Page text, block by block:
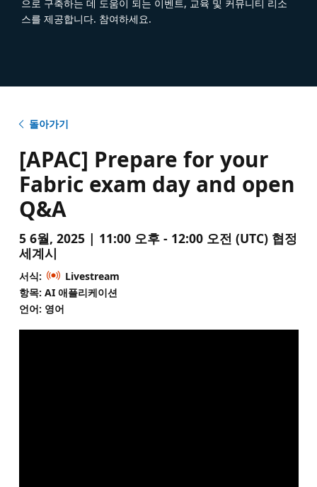
으로 구축하는 데 도움이 되는 이벤트, 교육 및 커뮤니티 리소
스를 제공합니다. 참여하세요.
돌아가기
[APAC] Prepare for your
Fabric exam day and open
Q&A
5 6월, 2025 | 11:00 오후 - 12:00 오전 (UTC) 협정
세계시
서식:
Livestream
항목: AI 애플리케이션
언어: 영어